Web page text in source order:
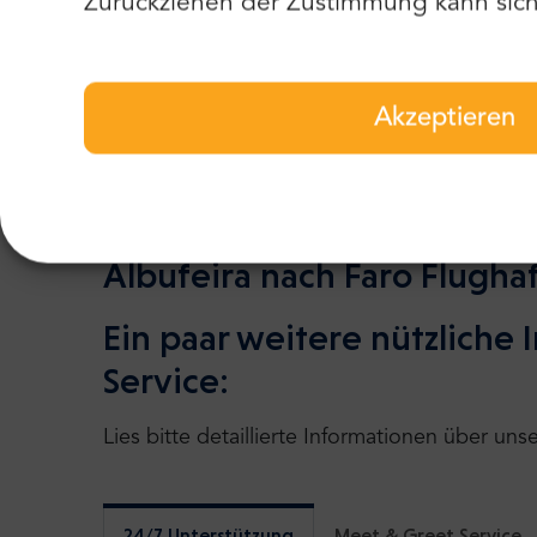
Akzeptieren
Städten. Mr.Shuttle hat viel Feedback von
Sie mehr als 2100 positive Bewertungen
Albufeira nach Faro
Ein paar weitere nützliche
Service:
Lies bitte detaillierte Informationen über